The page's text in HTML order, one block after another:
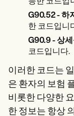
G90.52 - 하
한 코드입니
G90.9 - 상
코드입니다.
이러한 코드는
은 환자의 보험
비롯한 다양한
한 정보는 항상